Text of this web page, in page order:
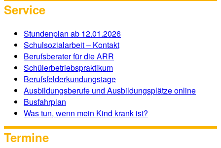
Service
Stundenplan ab 12.01.2026
Schulsozialarbeit – Kontakt
Berufsberater für die ARR
Schülerbetriebspraktikum
Berufsfelderkundungstage
Ausbildungsberufe und Ausbildungsplätze online
Busfahrplan
Was tun, wenn mein Kind krank ist?
Termine